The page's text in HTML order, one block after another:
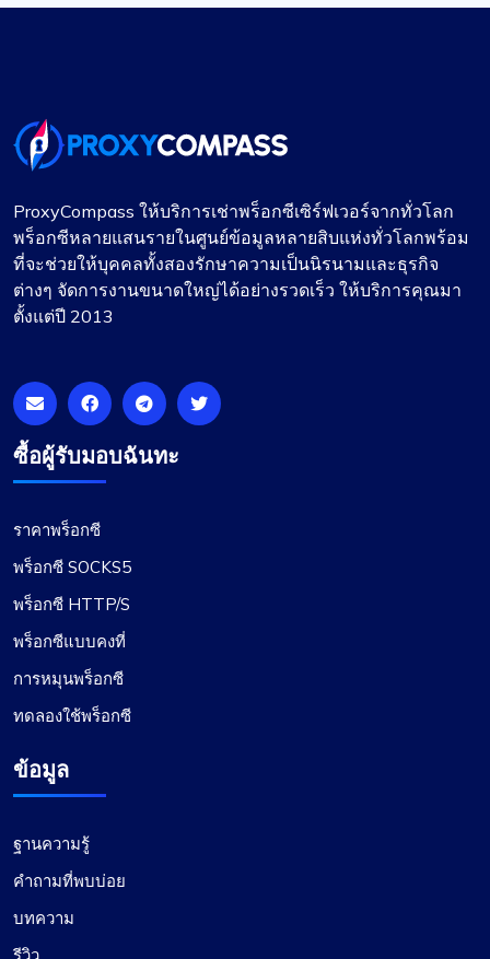
ProxyCompass ให้บริการเช่าพร็อกซีเซิร์ฟเวอร์จากทั่วโลก
พร็อกซีหลายแสนรายในศูนย์ข้อมูลหลายสิบแห่งทั่วโลกพร้อม
ที่จะช่วยให้บุคคลทั้งสองรักษาความเป็นนิรนามและธุรกิจ
ต่างๆ จัดการงานขนาดใหญ่ได้อย่างรวดเร็ว ให้บริการคุณมา
ตั้งแต่ปี 2013
ซื้อผู้รับมอบฉันทะ
ราคาพร็อกซี
พร็อกซี SOCKS5
พร็อกซี HTTP/S
พร็อกซีแบบคงที่
การหมุนพร็อกซี
ทดลองใช้พร็อกซี
ข้อมูล
ฐานความรู้
คำถามที่พบบ่อย
บทความ